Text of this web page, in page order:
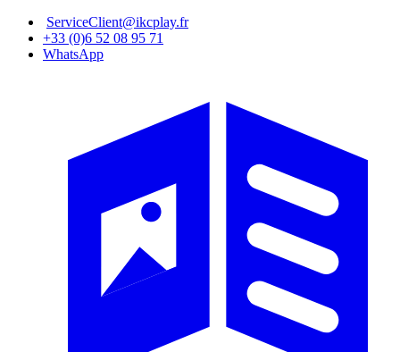
Aller
contenu
ServiceClient@ikcplay.fr
+33 (0)6 52 08 95 71
WhatsApp